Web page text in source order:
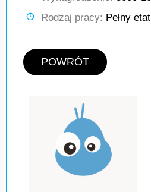
Rodzaj pracy: Pełny etat
POWRÓT